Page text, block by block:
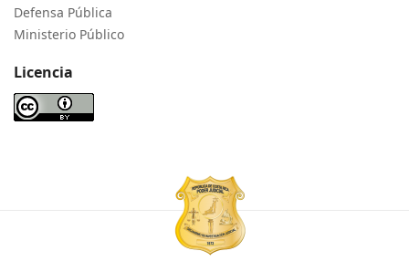
Defensa Pública
Ministerio Público
Licencia